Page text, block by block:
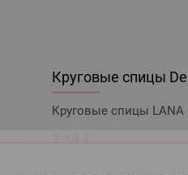
Круговые спицы
Круговые спицы LANA
7,14 €
без